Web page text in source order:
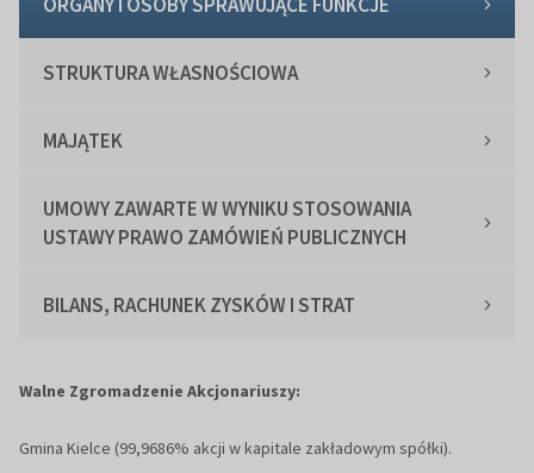
STRUKTURA WŁASNOŚCIOWA
MAJĄTEK
UMOWY ZAWARTE W WYNIKU STOSOWANIA
USTAWY PRAWO ZAMÓWIEŃ PUBLICZNYCH
BILANS, RACHUNEK ZYSKÓW I STRAT
Walne Zgromadzenie Akcjonariuszy:
Gmina Kielce (99,9686% akcji w kapitale zakładowym spółki).